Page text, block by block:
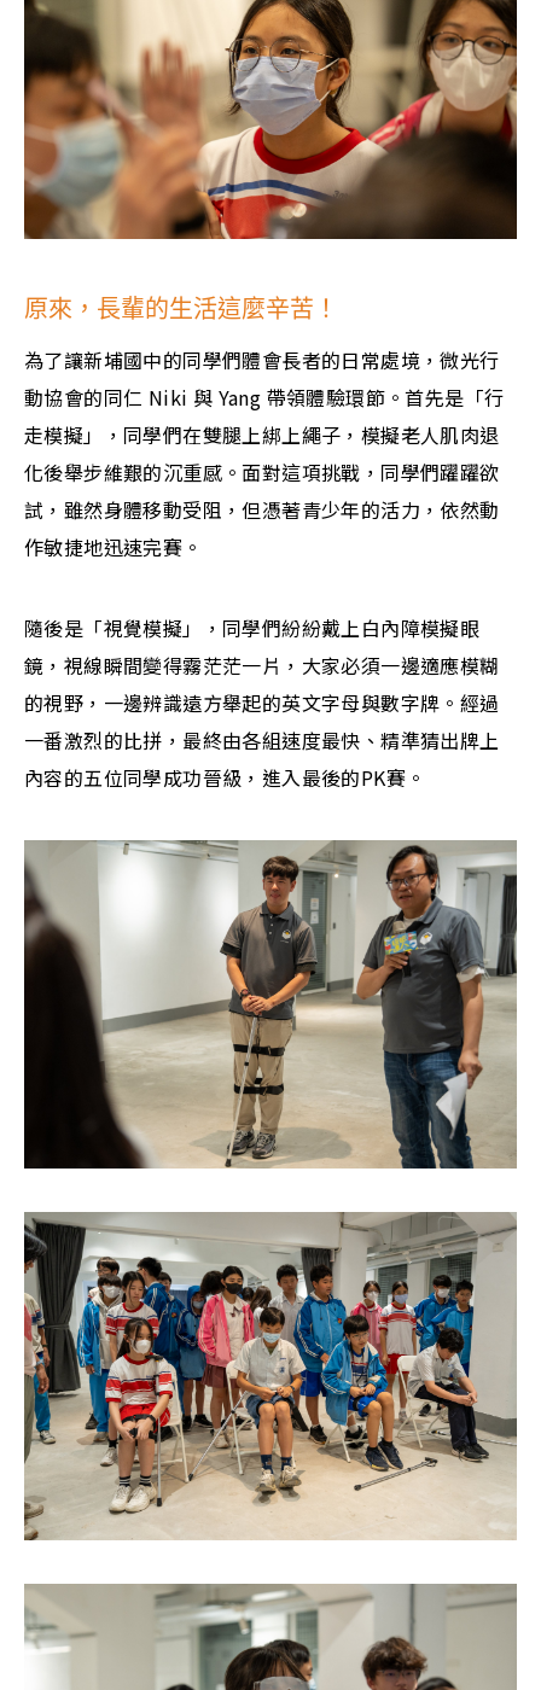
原來，長輩的生活這麼辛苦！
為了讓新埔國中的同學們體會長者的日常處境，微光行
動協會的同仁 Niki 與 Yang 帶領體驗環節。首先是「行
走模擬」，同學們在雙腿上綁上繩子，模擬老人肌肉退
化後舉步維艱的沉重感。面對這項挑戰，同學們躍躍欲
試，雖然身體移動受阻，但憑著青少年的活力，依然動
作敏捷地迅速完賽。
隨後是「視覺模擬」，同學們紛紛戴上白內障模擬眼
鏡，視線瞬間變得霧茫茫一片，大家必須一邊適應模糊
的視野，一邊辨識遠方舉起的英文字母與數字牌。經過
一番激烈的比拼，最終由各組速度最快、精準猜出牌上
內容的五位同學成功晉級，進入最後的PK賽。